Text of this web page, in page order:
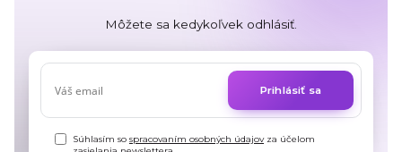
Môžete sa kedykoľvek odhlásiť.
Prihlásiť sa
Súhlasím sospracovaním osobných údajovza účelom